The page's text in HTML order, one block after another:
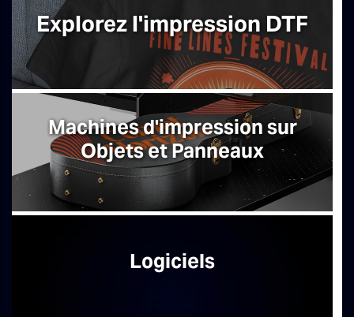
Explorez l'impression DTF
Machines d'impression sur
Objets et Panneaux
Logiciels